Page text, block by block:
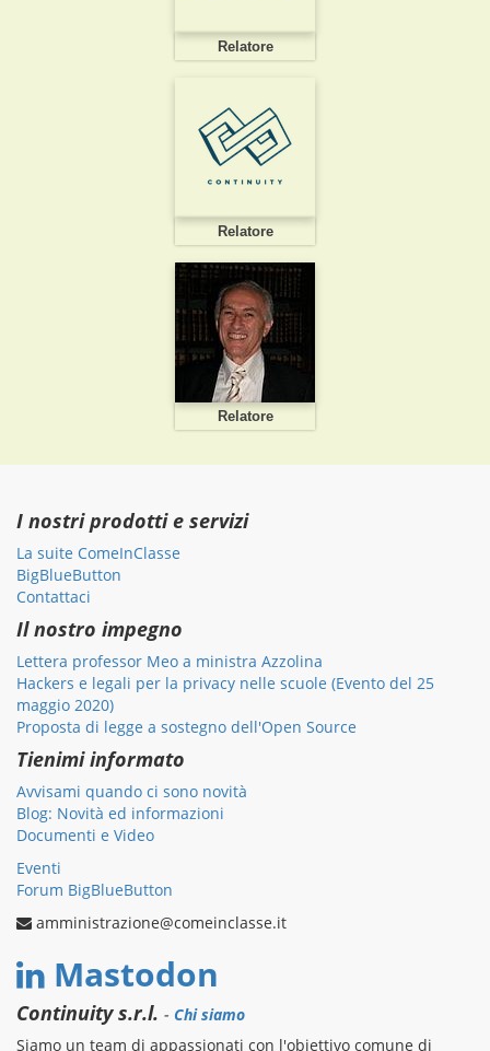
Relatore
Relatore
Relatore
I nostri prodotti e servizi
La suite ComeInClasse
BigBlueButton
Contattaci
Il nostro impegno
Lettera professor Meo a ministra Azzolina
Hackers e legali per la privacy nelle scuole (Evento del 25
maggio 2020)
Proposta di legge a sostegno dell'Open Source
Tienimi informato
Avvisami quando ci sono novità
Blog: Novità ed informazioni
Documenti e Video
Eventi
Forum BigBlueButton
amministrazione@comeinclasse.it
Mastodon
Continuity s.r.l. - Chi siamo
Siamo un team di appassionati con l'obiettivo comune di